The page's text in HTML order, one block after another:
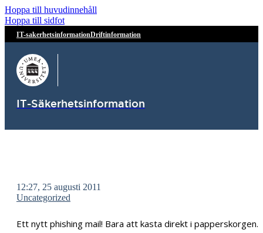
Hoppa till huvudinnehåll
Hoppa till sidfot
IT-sakerhetsinformationDriftinformation
IT-Säkerhetsinformation
12:27, 25 augusti 2011
Uncategorized
Ett nytt phishing mail! Bara att kasta direkt i papperskorgen.